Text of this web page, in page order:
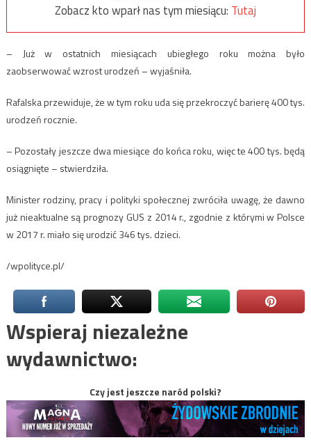
Zobacz kto wparł nas tym miesiącu: Tutaj
– Już w ostatnich miesiącach ubiegłego roku można było
zaobserwować wzrost urodzeń – wyjaśniła.
Rafalska przewiduje, że w tym roku uda się przekroczyć barierę 400 tys.
urodzeń rocznie.
– Pozostały jeszcze dwa miesiące do końca roku, więc te 400 tys. będą
osiągnięte – stwierdziła.
Minister rodziny, pracy i polityki społecznej zwróciła uwagę, że dawno
już nieaktualne są prognozy GUS z 2014 r., zgodnie z którymi w Polsce
w 2017 r. miało się urodzić 346 tys. dzieci.
/wpolityce.pl/
Wspieraj niezależne
wydawnictwo:
Czy jest jeszcze naród polski?